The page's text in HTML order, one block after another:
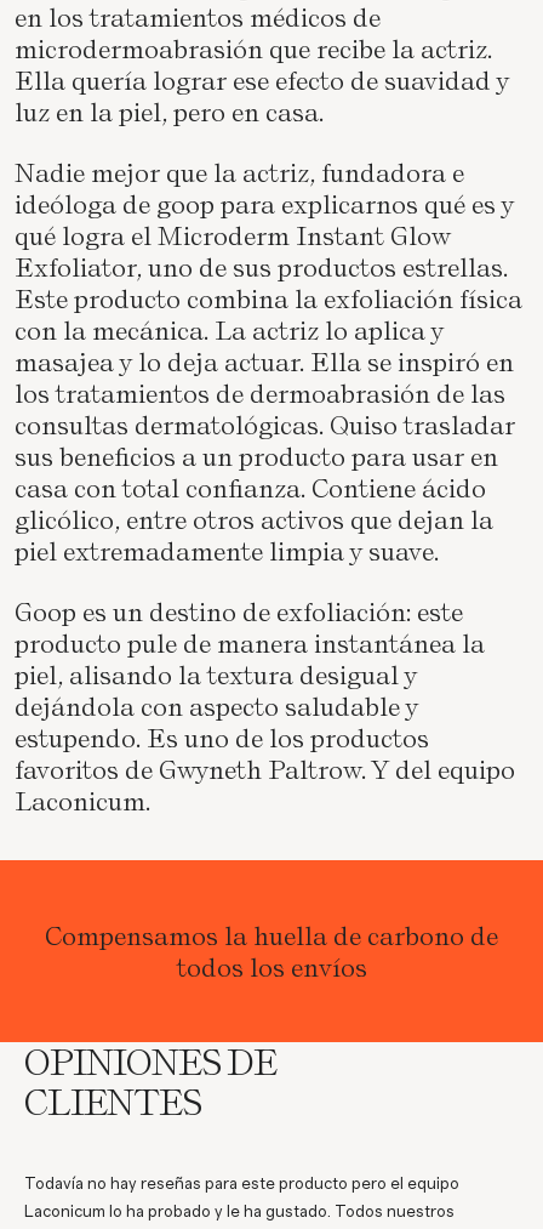
en los tratamientos médicos de
microdermoabrasión que recibe la actriz.
Ella quería lograr ese efecto de suavidad y
luz en la piel, pero en casa.
Nadie mejor que la actriz, fundadora e
ideóloga de goop para explicarnos qué es y
qué logra el Microderm Instant Glow
Exfoliator, uno de sus productos estrellas.
Este producto combina la exfoliación física
con la mecánica. La actriz lo aplica y
masajea y lo deja actuar. Ella se inspiró en
los tratamientos de dermoabrasión de las
consultas dermatológicas. Quiso trasladar
sus beneficios a un producto para usar en
casa con total confianza. Contiene ácido
glicólico, entre otros activos que dejan la
piel extremadamente limpia y suave.
Goop es un destino de exfoliación: este
producto pule de manera instantánea la
piel, alisando la textura desigual y
dejándola con aspecto saludable y
estupendo. Es uno de los productos
favoritos de Gwyneth Paltrow. Y del equipo
Laconicum.
Compensamos la huella de carbono de
todos los envíos
OPINIONES DE
CLIENTES
Todavía no hay reseñas para este producto pero el equipo
Laconicum lo ha probado y le ha gustado. Todos nuestros